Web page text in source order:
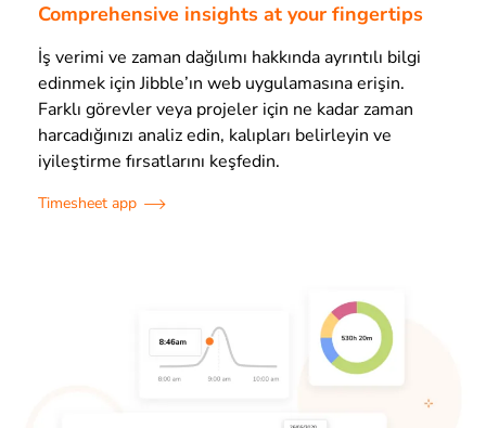
Comprehensive insights at your fingertips
İş verimi ve zaman dağılımı hakkında ayrıntılı bilgi
edinmek için Jibble’ın web uygulamasına erişin.
Farklı görevler veya projeler için ne kadar zaman
harcadığınızı analiz edin, kalıpları belirleyin ve
iyileştirme fırsatlarını keşfedin.
Timesheet app